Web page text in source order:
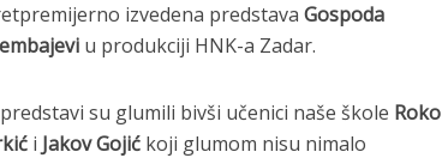
izvedena predstavaGospoda
u produkciji HNK-a Zadar.
su glumili bivši učenici naše škole Roko
i Jakov Gojić koji glumom nisu nimalo